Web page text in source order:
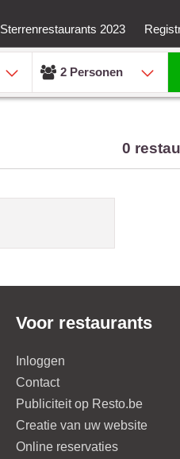
Sterrenrestaurants 2023
2 Personen
0
Voor restaurants
Inloggen
Contact
Publiciteit op Resto.be
Creatie van uw website
Online reservaties